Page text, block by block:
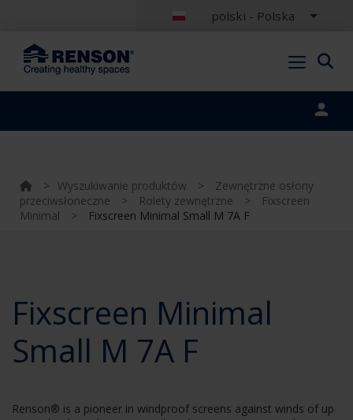
polski - Polska
> Wyszukiwanie produktów >
Zewnętrzne osłony
przeciwsłoneczne
> Rolety zewnętrzne >
Fixscreen
Minimal
> Fixscreen Minimal Small M 7A F
Fixscreen Minimal
Small M 7A F
Renson® is a pioneer in windproof screens against winds of up